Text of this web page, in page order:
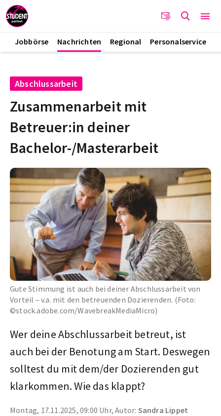
Jobbörse Nachrichten Regional Personalservice
Abschlussarbeit
Zusammenarbeit mit
Betreuer:in deiner
Bachelor-/Masterarbeit
Gute Stimmung ist auch bei deiner Abschlussarbeit von
Vorteil – v.a. mit den betreuenden Dozierenden. (Foto:
©stock.adobe.com/WavebreakMediaMicro)
Wer deine Abschlussarbeit betreut, ist
auch bei der Benotung am Start. Deswegen
solltest du mit dem/der Dozierenden gut
klarkommen. Wie das klappt?
Montag, 17.11.2025, 09:00 Uhr, Autor: Sandra Lippet